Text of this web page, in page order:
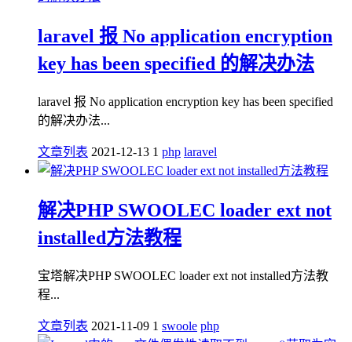
laravel 报 No application encryption
key has been specified 的解决办法
laravel 报 No application encryption key has been specified
的解决办法...
文章列表 2021-12-13 1 php laravel
解决PHP SWOOLEC loader ext not
installed方法教程
宝塔解决PHP SWOOLEC loader ext not installed方法教
程...
文章列表 2021-11-09 1 swoole php